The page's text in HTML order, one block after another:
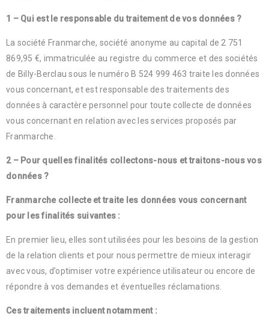
1 – Qui est le responsable du traitement de vos données ?
La société Franmarche, société anonyme au capital de 2 751
869,95 €, immatriculée au registre du commerce et des sociétés
de Billy-Berclau sous le numéro B 524 999 463 traite les données
vous concernant, et est responsable des traitements des
données à caractère personnel pour toute collecte de données
vous concernant en relation avec les services proposés par
Franmarche.
2 – Pour quelles finalités collectons-nous et traitons-nous vos
données ?
Franmarche collecte et traite les données vous concernant
pour les finalités suivantes :
En premier lieu, elles sont utilisées pour les besoins de la gestion
de la relation clients et pour nous permettre de mieux interagir
avec vous, d’optimiser votre expérience utilisateur ou encore de
répondre à vos demandes et éventuelles réclamations.
Ces traitements incluent notamment :